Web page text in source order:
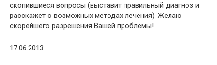
скопившиеся вопросы (выставит правильный диагноз и
расскажет о возможных методах лечения). Желаю
скорейшего разрешения Вашей проблемы!
17.06.2013